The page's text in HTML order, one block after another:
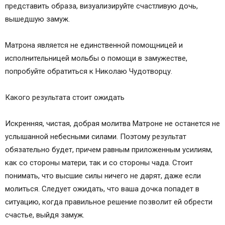
представить образа, визуализируйте счастливую дочь,
вышедшую замуж.
Матрона является не единственной помощницей и
исполнительницей мольбы о помощи в замужестве,
попробуйте обратиться к Николаю Чудотворцу.
Какого результата стоит ожидать
Искренняя, чистая, добрая молитва Матроне не останется не
услышанной небесными силами. Поэтому результат
обязательно будет, причем равным приложенным усилиям,
как со стороны матери, так и со стороны чада. Стоит
понимать, что высшие силы ничего не дарят, даже если
молиться. Следует ожидать, что ваша дочка попадет в
ситуацию, когда правильное решение позволит ей обрести
счастье, выйдя замуж.